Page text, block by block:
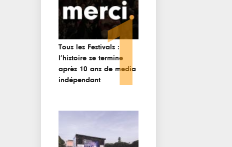
Tous les Festivals :
l’histoire se termine
après 10 ans de media
indépendant1